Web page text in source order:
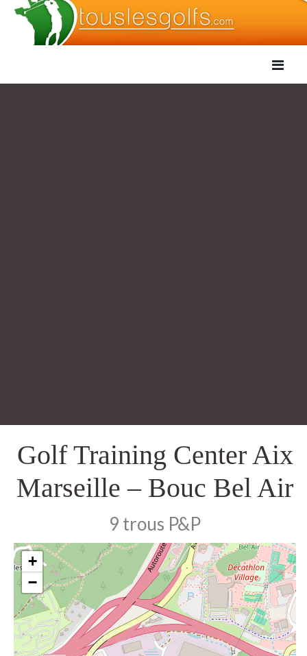
Golf Training Center Aix
Marseille – Bouc Bel Air
9 trous P&P
+
−